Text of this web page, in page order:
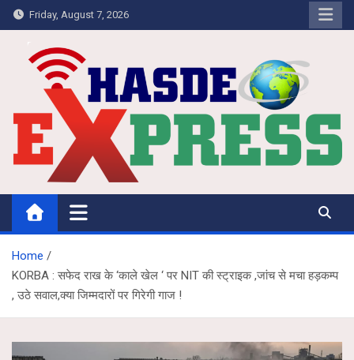
Skip
to
content
Friday, August 7, 2026
Hasdeo Express
Home
KORBA : सफेद राख के ‘काले खेल ‘ पर NIT की स्ट्राइक ,जांच से मचा हड़कम्प
, उठे सवाल,क्या जिम्मदारों पर गिरेगी गाज !